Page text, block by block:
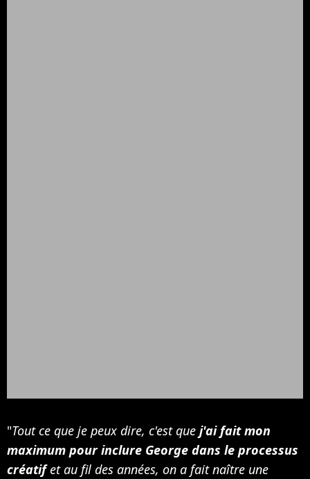
"Tout ce que je peux dire, c'est que j'ai fait mon
maximum pour inclure George dans le processus
créatifet au fil des années, on a fait naître une